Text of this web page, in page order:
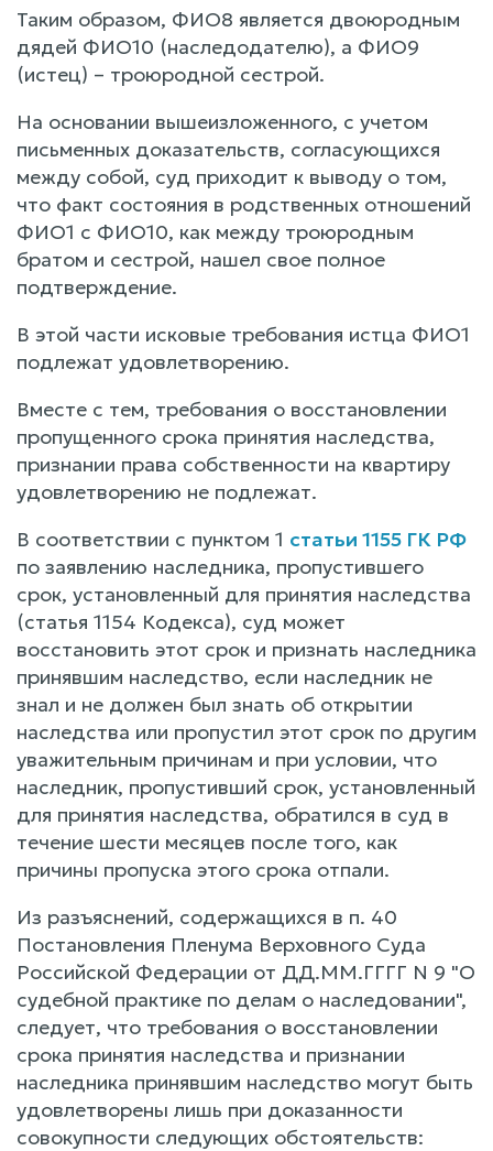
Таким образом, ФИО8 является двоюродным
дядей ФИО10 (наследодателю), а ФИО9
(истец) – троюродной сестрой.
На основании вышеизложенного, с учетом
письменных доказательств, согласующихся
между собой, суд приходит к выводу о том,
что факт состояния в родственных отношений
ФИО1 с ФИО10, как между троюродным
братом и сестрой, нашел свое полное
подтверждение.
В этой части исковые требования истца ФИО1
подлежат удовлетворению.
Вместе с тем, требования о восстановлении
пропущенного срока принятия наследства,
признании права собственности на квартиру
удовлетворению не подлежат.
В соответствии с пунктом 1 статьи 1155 ГК РФ
по заявлению наследника, пропустившего
срок, установленный для принятия наследства
(статья 1154 Кодекса), суд может
восстановить этот срок и признать наследника
принявшим наследство, если наследник не
знал и не должен был знать об открытии
наследства или пропустил этот срок по другим
уважительным причинам и при условии, что
наследник, пропустивший срок, установленный
для принятия наследства, обратился в суд в
течение шести месяцев после того, как
причины пропуска этого срока отпали.
Из разъяснений, содержащихся в п. 40
Постановления Пленума Верховного Суда
Российской Федерации от ДД.ММ.ГГГГ N 9 "О
судебной практике по делам о наследовании",
следует, что требования о восстановлении
срока принятия наследства и признании
наследника принявшим наследство могут быть
удовлетворены лишь при доказанности
совокупности следующих обстоятельств: